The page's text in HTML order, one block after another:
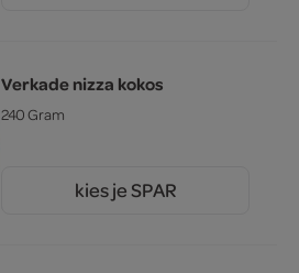
Verkade nizza kokos
240 Gram
kies je SPAR